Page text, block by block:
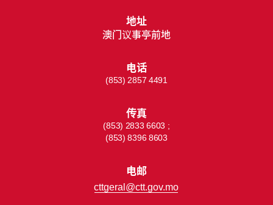
地址
澳门议事亭前地
电话
(853) 2857 4491
传真
(853) 2833 6603 ;
(853) 8396 8603
电邮
cttgeral@ctt.gov.mo